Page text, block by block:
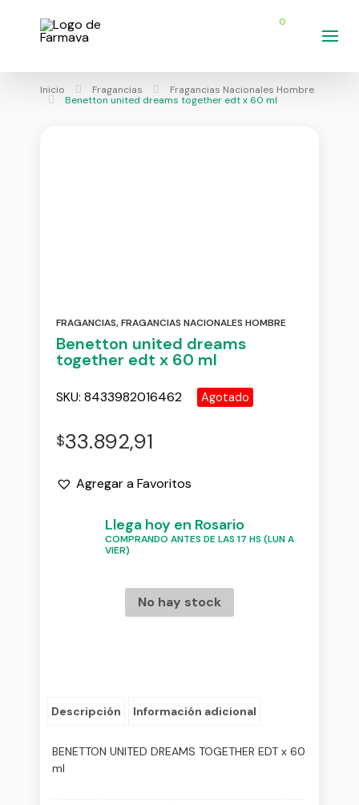
0
Inicio Fragancias
Fragancias Nacionales Hombre
Benetton united dreams together edt x 60 ml
FRAGANCIAS,FRAGANCIAS NACIONALES HOMBRE
Benetton united dreams
together edt x 60 ml
SKU: 8433982016462 Agotado
$33.892,91
Agregar a Favoritos
Llega hoy en Rosario
COMPRANDO ANTES DE LAS 17 HS (LUN A
VIER)
No hay stock
Descripción Información adicional
BENETTON UNITED DREAMS TOGETHER EDT x 60
ml